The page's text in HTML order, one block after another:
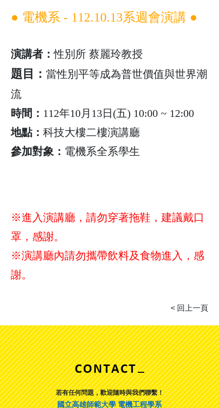
● 電機系 - 112.10.13系週會演講 ●
演講者：性別所 蔡麗玲教授
題目： 當性別平等成為普世價值與世界潮
流
時間： 112年10月13日(五) 10:00 ~ 12:00
地點： 科技大樓二樓演講廳
參加對象： 電機系全系學生
※進入演講廳，請勿穿著拖鞋，建議戴口
罩，感謝。
※演講廳內請勿攜帶飲料及食物進入，感
謝。
若有任何問題，歡迎隨時與我們聯繫！
國立高雄師範大學 電機工程學系